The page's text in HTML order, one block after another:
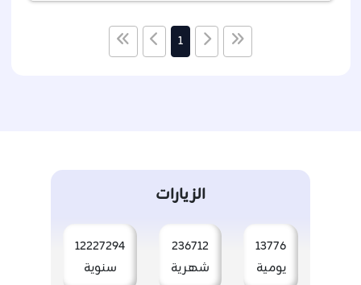
1
الزيارات
13776
يومية
236712
شهرية
12227294
سنوية